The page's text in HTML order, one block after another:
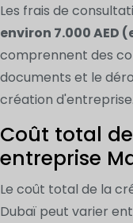
Les frais de
environ 7.000 AED
comprennent des
documents et le
création d'entreprise.
Coût total
entreprise
Le coût total de la
Dubaï peut varier